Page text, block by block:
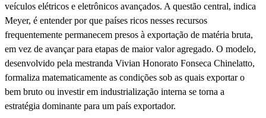
veículos elétricos e eletrônicos avançados. A questão central, indica
Meyer, é entender por que países ricos nesses recursos
frequentemente permanecem presos à exportação de matéria bruta,
em vez de avançar para etapas de maior valor agregado. O modelo,
desenvolvido pela mestranda Vivian Honorato Fonseca Chinelatto,
formaliza matematicamente as condições sob as quais exportar o
bem bruto ou investir em industrialização interna se torna a
estratégia dominante para um país exportador.